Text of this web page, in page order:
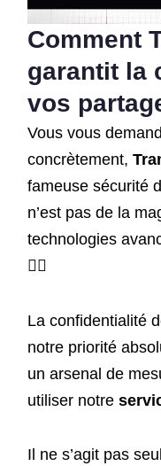
Comment
garantit la
vos
Vous vous
concrètement,
fameuse sécurité
n’est pas de la
technologies
🧙‍♂️
La confidentialité
notre priorité
un arsenal de
utiliser notre
Il ne s’agit pas